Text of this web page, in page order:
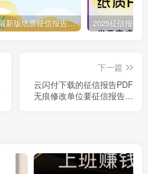
最新版纸质征信报告逾期去除无痕修改扫描是不行的
下一篇
云闪付下载的征信报告PDF
无痕修改单位要征信报告干